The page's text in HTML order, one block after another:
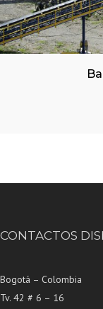
CONTACTOS
Bogotá – Colombia
Tv. 42 # 6 – 16